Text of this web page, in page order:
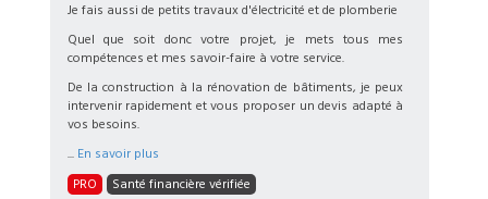
Je fais aussi de petits travaux d'électricité et de plomberie
Quel que soit donc votre projet, je mets tous mes
compétences et mes savoir-faire à votre service.
De la construction à la rénovation de bâtiments, je peux
intervenir rapidement et vous proposer un devis adapté à
vos besoins.
... En savoir plus
PRO
Santé financière vérifiée